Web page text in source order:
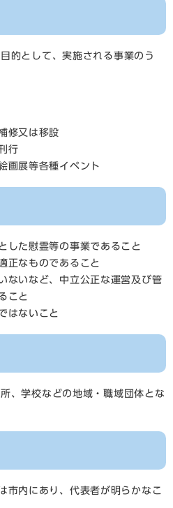
的として、実施される事業のう
修又は移設
行
画展等各種イベント
した慰霊等の事業であること
正なものであること
ないなど、中立公正な運営及び管
こと
はないこと
、学校などの地域・職域団体とな
市内にあり、代表者が明らかなこ